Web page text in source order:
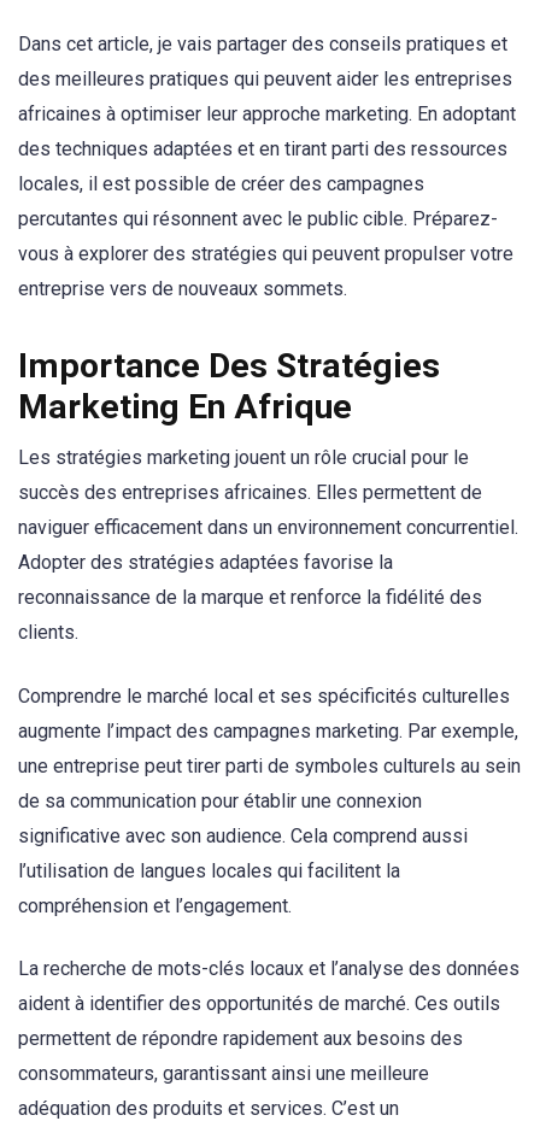
Dans cet article, je vais partager des conseils pratiques et
des meilleures pratiques qui peuvent aider les entreprises
africaines à optimiser leur approche marketing. En adoptant
des techniques adaptées et en tirant parti des ressources
locales, il est possible de créer des campagnes
percutantes qui résonnent avec le public cible. Préparez-
vous à explorer des stratégies qui peuvent propulser votre
entreprise vers de nouveaux sommets.
Importance Des Stratégies
Marketing En Afrique
Les stratégies marketing jouent un rôle crucial pour le
succès des entreprises africaines. Elles permettent de
naviguer efficacement dans un environnement concurrentiel.
Adopter des stratégies adaptées favorise la
reconnaissance de la marque et renforce la fidélité des
clients.
Comprendre le marché local et ses spécificités culturelles
augmente l’impact des campagnes marketing. Par exemple,
une entreprise peut tirer parti de symboles culturels au sein
de sa communication pour établir une connexion
significative avec son audience. Cela comprend aussi
l’utilisation de langues locales qui facilitent la
compréhension et l’engagement.
La recherche de mots-clés locaux et l’analyse des données
aident à identifier des opportunités de marché. Ces outils
permettent de répondre rapidement aux besoins des
consommateurs, garantissant ainsi une meilleure
adéquation des produits et services. C’est un